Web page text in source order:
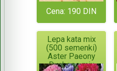
Cena: 190 DIN
Lepa kata mix
(500 semenki)
Aster Paeony
Duchess mix